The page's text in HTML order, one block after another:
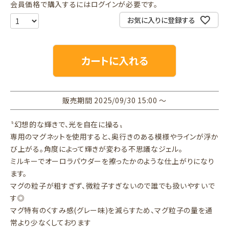
会員価格で購入するにはログインが必要です。
お気に入りに登録する
カートに入れる
販売期間 2025/09/30 15:00〜
〝幻想的な輝きで、光を自在に操る〟
専用のマグネットを使用すると、奥行きのある模様やラインが浮か
び上がる。角度によって輝きが変わる不思議なジェル。
ミルキーでオーロラパウダーを擦ったかのような仕上がりになり
ます。
マグの粒子が粗すぎず、微粒子すぎないので誰でも扱いやすいで
す◎
マグ特有のくすみ感(グレー味)を減らすため、マグ粒子の量を通
常より少なくしております